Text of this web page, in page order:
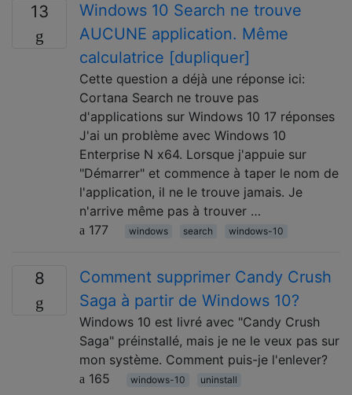
13
Windows 10 Search ne trouve
AUCUNE application. Même
calculatrice [dupliquer]
Cette question a déjà une réponse ici:
Cortana Search ne trouve pas
d'applications sur Windows 10 17 réponses
J'ai un problème avec Windows 10
Enterprise N x64. Lorsque j'appuie sur
"Démarrer" et commence à taper le nom de
l'application, il ne le trouve jamais. Je
n'arrive même pas à trouver …
177
windows search windows-10
8
Comment supprimer Candy Crush
Saga à partir de Windows 10?
Windows 10 est livré avec "Candy Crush
Saga" préinstallé, mais je ne le veux pas sur
mon système. Comment puis-je l'enlever?
165
windows-10 uninstall